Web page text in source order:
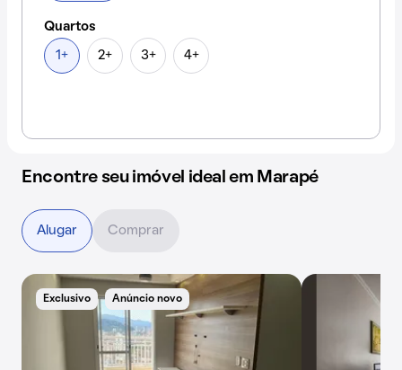
Quartos
1+ 2+ 3+ 4+
Encontre seu imóvel ideal em Marapé
Exclusivo Anúncio novo
Alugar Comprar